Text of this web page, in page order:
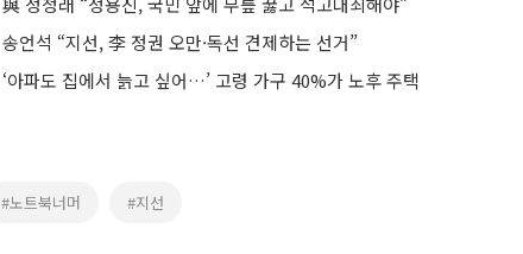
송언석 “지선, 李 정권 오만·독선 견제하는 선거”
‘아파도 집에서 늙고 싶어…’ 고령 가구 40%가 노후 주택
#노트북너머 #지선